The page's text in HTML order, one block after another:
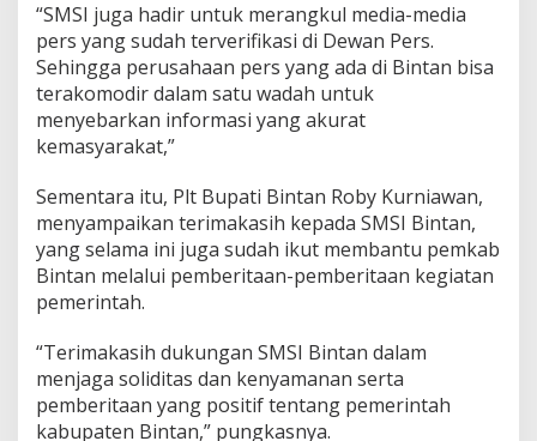
“SMSI juga hadir untuk merangkul media-media
pers yang sudah terverifikasi di Dewan Pers.
Sehingga perusahaan pers yang ada di Bintan bisa
terakomodir dalam satu wadah untuk
menyebarkan informasi yang akurat
kemasyarakat,”
Sementara itu, Plt Bupati Bintan Roby Kurniawan,
menyampaikan terimakasih kepada SMSI Bintan,
yang selama ini juga sudah ikut membantu pemkab
Bintan melalui pemberitaan-pemberitaan kegiatan
pemerintah.
“Terimakasih dukungan SMSI Bintan dalam
menjaga soliditas dan kenyamanan serta
pemberitaan yang positif tentang pemerintah
kabupaten Bintan,” pungkasnya.